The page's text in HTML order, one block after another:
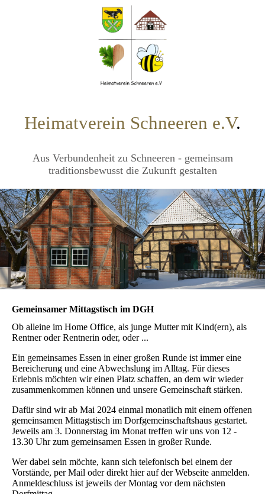
Heimatverein Schneeren e.V.
Aus Verbundenheit zu Schneeren - gemeinsam
traditionsbewusst die Zukunft gestalten
Gemeinsamer Mittagstisch im DGH
Ob alleine im Home Office, als junge Mutter mit Kind(ern), als
Rentner oder Rentnerin oder, oder ...
Ein gemeinsames Essen in einer großen Runde ist immer eine
Bereicherung und eine Abwechslung im Alltag. Für dieses
Erlebnis möchten wir einen Platz schaffen, an dem wir wieder
zusammenkommen können und unsere Gemeinschaft stärken.
Dafür sind wir ab Mai 2024 einmal monatlich mit einem offenen
gemeinsamen Mittagstisch im Dorfgemeinschaftshaus gestartet.
Jeweils am 3. Donnerstag im Monat treffen wir uns von 12 -
13.30 Uhr zum gemeinsamen Essen in großer Runde.
Wer dabei sein möchte, kann sich telefonisch bei einem der
Vorstände, per Mail oder direkt hier auf der Webseite anmelden.
Anmeldeschluss ist jeweils der Montag vor dem nächsten